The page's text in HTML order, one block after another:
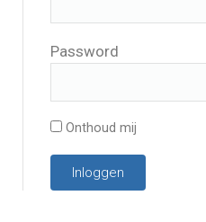
Password
Onthoud mij
Inloggen